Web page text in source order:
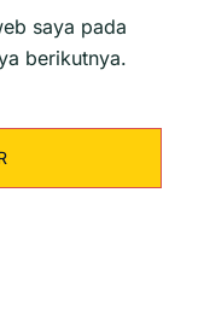
saya pada
berikutnya.